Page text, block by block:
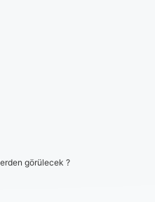
görülecek ?